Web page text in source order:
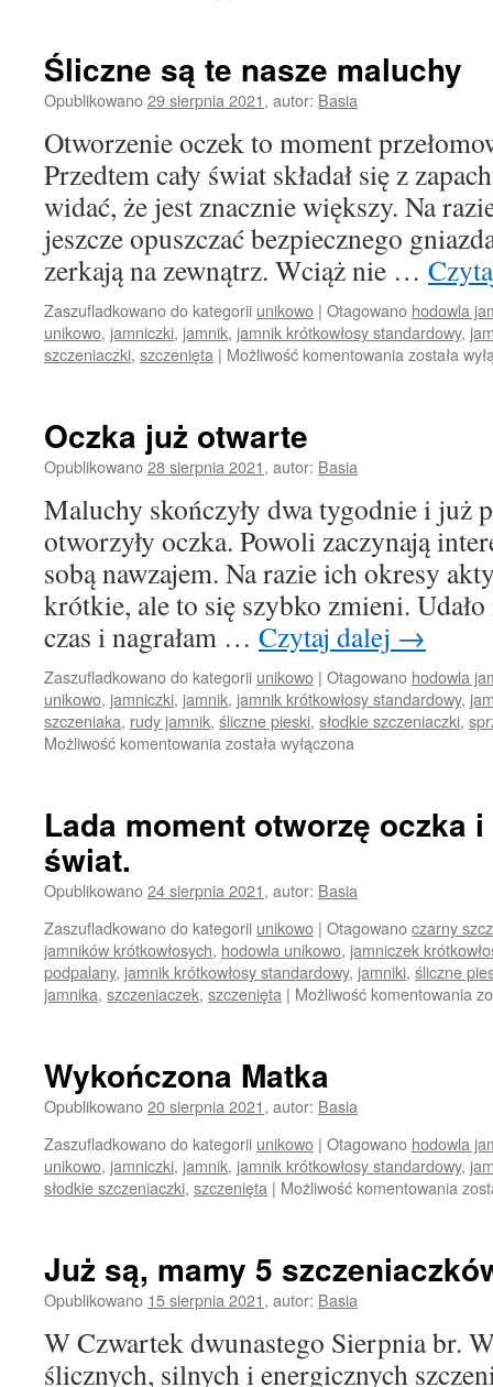
Śliczne są te nasze maluchy
Opublikowano29 sierpnia 2021, autor: Basia
Otworzenie oczek to moment
Przedtem cały świat składał się z
widać, że jest znacznie większy. Na
jeszcze opuszczać bezpiecznego
zerkają na zewnątrz. Wciąż nie …
Zaszufladkowano do kategorii unikowo | Otagowano hodowla
unikowo, jamniczki, jamnik, jamnik krótkowłosy standardowy,
szczeniaczki, szczenięta | Możliwość komentowania Śliczne
została
Oczka już otwarte
Opublikowano28 sierpnia 2021, autor: Basia
Maluchy skończyły dwa tygodnie i już
otworzyły oczka. Powoli zaczynają
sobą nawzajem. Na razie ich okresy
krótkie, ale to się szybko zmieni.
czas i nagrałam … Czytaj dalej →
Zaszufladkowano do kategorii unikowo | Otagowano hodowla
unikowo, jamniczki, jamnik, jamnik krótkowłosy standardowy,
szczeniaka, rudy jamnik, śliczne pieski, słodkie szczeniaczki,
Możliwość komentowania Oczka
została wyłączona
Lada moment otworzę oczka
świat.
Opublikowano24 sierpnia 2021, autor: Basia
Zaszufladkowano do kategorii unikowo | Otagowanoczarny
jamników krótkowłosych, hodowla unikowo, jamniczek
podpalany, jamnik krótkowłosy standardowy, jamniki, śliczne
jamnika, szczeniaczek, szczenięta | Możliwość komentowania
Wykończona Matka
Opublikowano20 sierpnia 2021, autor: Basia
Zaszufladkowano do kategorii unikowo | Otagowano hodowla
unikowo, jamniczki, jamnik, jamnik krótkowłosy standardowy,
słodkie szczeniaczki, szczenięta | Możliwość komentowania
Już są, mamy 5
Opublikowano 15 sierpnia 2021, autor: Basia
W Czwartek dwunastego Sierpnia br.
ślicznych, silnych i energicznych